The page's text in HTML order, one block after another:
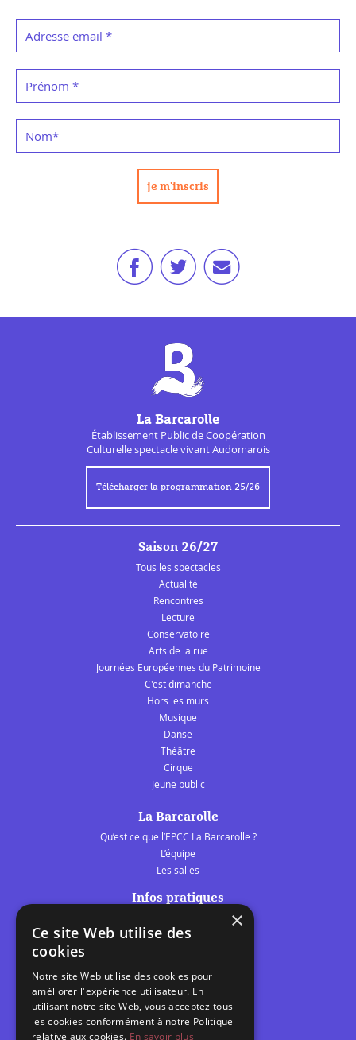
Adresse email *
Prénom *
Nom*
La Barcarolle
Établissement Public deCoopération
Culturellespectacle vivant Audomarois
Télécharger la programmation 25/26
Saison 26/27
Tous les spectacles
Actualité
Rencontres
Lecture
Conservatoire
Arts de la rue
Journées Européennes du Patrimoine
C'est dimanche
Hors les murs
Musique
Danse
Théâtre
Cirque
Jeune public
La Barcarolle
Qu’est ce que l’EPCC La Barcarolle ?
L’équipe
Les salles
Infos pratiques
Les belles scènes audomaroises
Calendrier
Programme des spectacles
Brèves
×
Ce site Web utilise des
cookies
Notre site Web utilise des cookies pour
améliorer l'expérience utilisateur. En
utilisant notre site Web, vous acceptez tous
les cookies conformément à notre Politique
relative aux cookies. En savoir plus